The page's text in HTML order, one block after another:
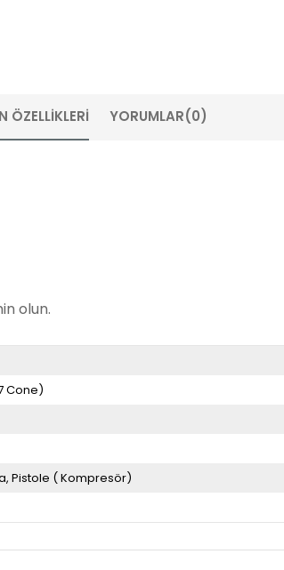
ÖZELLIKLERI YORUMLAR(0)
olun.
Cone)
Pistole ( Kompresör)